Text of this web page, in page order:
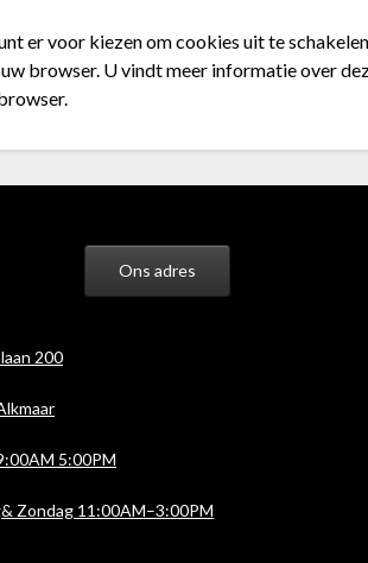
er voor kiezen om cookies uit te
browser. U vindt meer informatie over
Ons adres
200
5:00PM
Zondag 11:00AM–3:00PM